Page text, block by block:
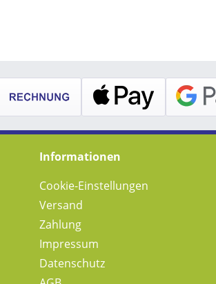
Informationen
Cookie-Einstellungen
Versand
Zahlung
Impressum
Datenschutz